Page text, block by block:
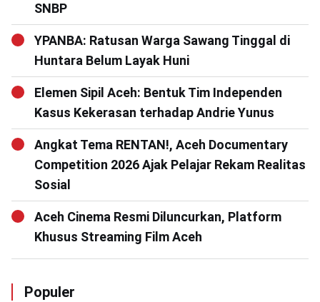
SNBP
YPANBA: Ratusan Warga Sawang Tinggal di
Huntara Belum Layak Huni
Elemen Sipil Aceh: Bentuk Tim Independen
Kasus Kekerasan terhadap Andrie Yunus
Angkat Tema RENTAN!, Aceh Documentary
Competition 2026 Ajak Pelajar Rekam Realitas
Sosial
Aceh Cinema Resmi Diluncurkan, Platform
Khusus Streaming Film Aceh
Populer